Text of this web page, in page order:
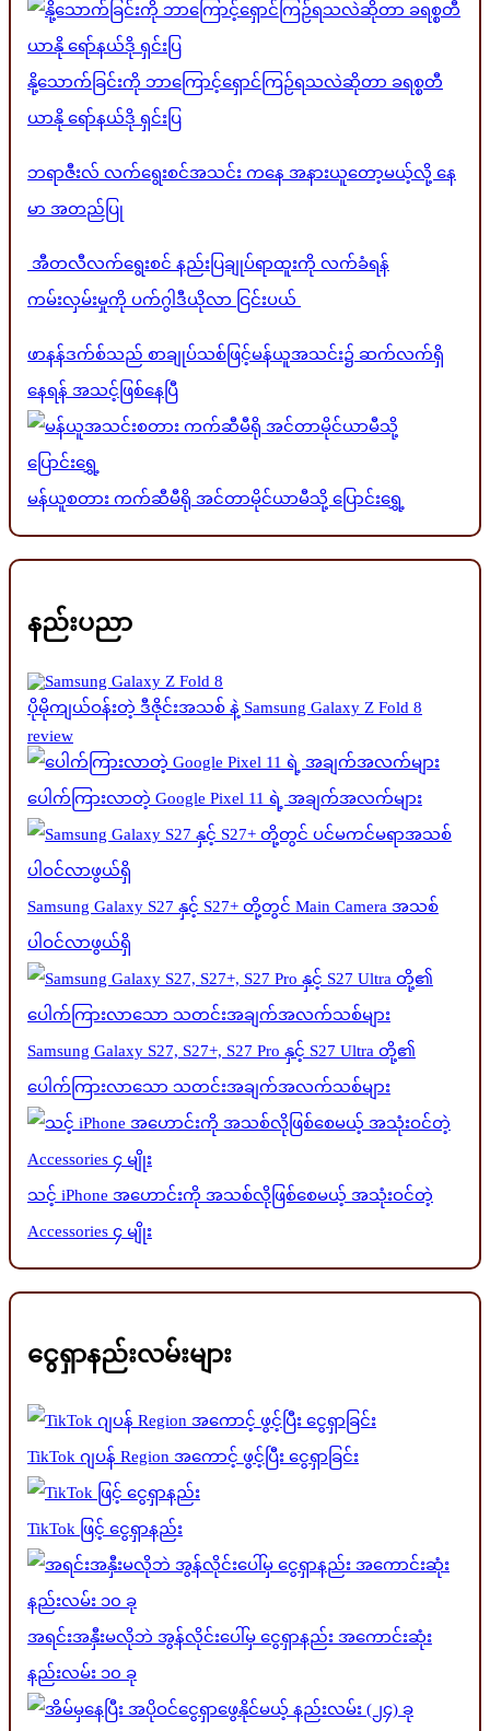
နို့သောက်ခြင်းကို ဘာကြောင့်ရှောင်ကြဉ်ရသလဲဆိုတာ ခရစ္စတီ
ယာနို ရော်နယ်ဒို ရှင်းပြ
ဘရာဇီးလ် လက်ရွေးစင်အသင်း ကနေ အနားယူတော့မယ့်လို့ နေ
မာ အတည်ပြု
အီတလီလက်ရွေးစင် နည်းပြချုပ်ရာထူးကို လက်ခံရန်
ကမ်းလှမ်းမှုကို ပက်ဂွါဒီယိုလာ ငြင်းပယ်
ဖာနန်ဒက်စ်သည် စာချုပ်သစ်ဖြင့်မန်ယူအသင်း၌ ဆက်လက်ရှိ
နေရန် အသင့်ဖြစ်နေပြီ
မန်ယူစတား ကက်ဆီမီရို အင်တာမိုင်ယာမီသို့ ပြောင်းရွှေ့
နည်းပညာ
ပိုမိုကျယ်ဝန်းတဲ့ ဒီဇိုင်းအသစ် နဲ့ Samsung Galaxy Z Fold 8
review
ပေါက်ကြားလာတဲ့ Google Pixel 11 ရဲ့ အချက်အလက်များ
Samsung Galaxy S27 နှင့် S27+ တို့တွင် Main Camera အသစ်
ပါဝင်လာဖွယ်ရှိ
Samsung Galaxy S27, S27+, S27 Pro နှင့် S27 Ultra တို့၏
ပေါက်ကြားလာသော သတင်းအချက်အလက်သစ်များ
သင့် iPhone အဟောင်းကို အသစ်လိုဖြစ်စေမယ့် အသုံးဝင်တဲ့
Accessories ၄ မျိုး
ငွေရှာနည်းလမ်းများ
TikTok ဂျပန် Region အကောင့် ဖွင့်ပြီး ငွေရှာခြင်း
TikTok ဖြင့် ငွေရှာနည်း
အရင်းအနှီးမလိုဘဲ အွန်လိုင်းပေါ်မှ ငွေရှာနည်း အကောင်းဆုံး
နည်းလမ်း ၁၀ ခု